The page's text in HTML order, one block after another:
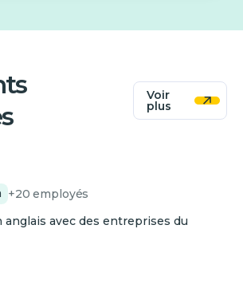
Voir
plus
+20 employés
anglais avec des entreprises du